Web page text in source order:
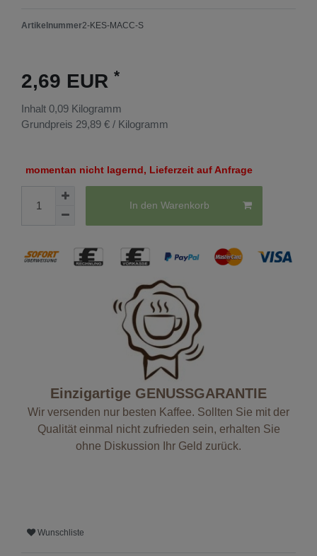
Artikelnummer2-KES-MACC-S
2,69 EUR *
Inhalt 0,09 Kilogramm
Grundpreis 29,89 € / Kilogramm
momentan nicht lagernd, Lieferzeit auf Anfrage
In den Warenkorb
Einzigartige GENUSSGARANTIE
Wir versenden nur besten Kaffee. Sollten Sie mit der
Qualität einmal nicht zufrieden sein, erhalten Sie
ohne Diskussion Ihr Geld zurück.
Wunschliste